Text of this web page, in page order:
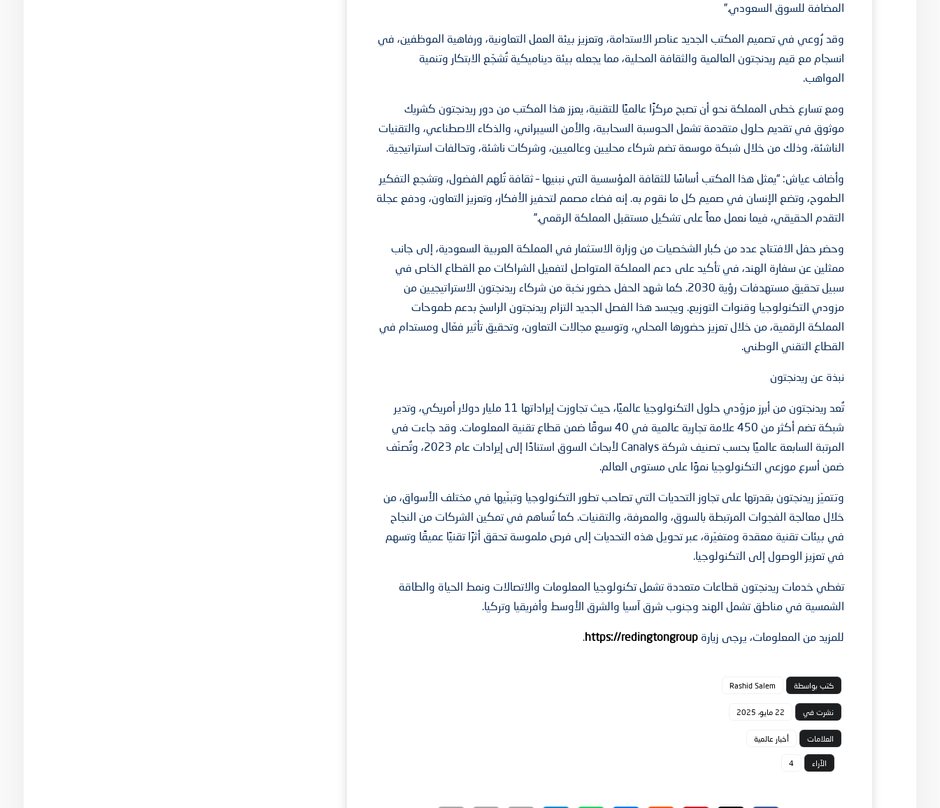
المضافة للسوق السعودي.”
وقد رُوعي في تصميم المكتب الجديد عناصر الاستدامة، وتعزيز بيئة العمل التعاونية، ورفاهية الموظفين، في
انسجام مع قيم ريدنجتون العالمية والثقافة المحلية، مما يجعله بيئة ديناميكية تُشجّع الابتكار وتنمية
المواهب.
ومع تسارع خطى المملكة نحو أن تصبح مركزًا عالميًا للتقنية، يعزز هذا المكتب من دور ريدنجتون كشريك
موثوق في تقديم حلول متقدمة تشمل الحوسبة السحابية، والأمن السيبراني، والذكاء الاصطناعي، والتقنيات
الناشئة، وذلك من خلال شبكة موسعة تضم شركاء محليين وعالميين، وشركات ناشئة، وتحالفات استراتيجية.
وأضاف عياش: “يمثل هذا المكتب أساسًا للثقافة المؤسسية التي نبنيها – ثقافة تُلهم الفضول، وتشجع التفكير
الطموح، وتضع الإنسان في صميم كل ما نقوم به. إنه فضاء مصمم لتحفيز الأفكار، وتعزيز التعاون، ودفع عجلة
التقدم الحقيقي، فيما نعمل معاً على تشكيل مستقبل المملكة الرقمي.”
وحضر حفل الافتتاح عدد من كبار الشخصيات من وزارة الاستثمار في المملكة العربية السعودية، إلى جانب
ممثلين عن سفارة الهند، في تأكيد على دعم المملكة المتواصل لتفعيل الشراكات مع القطاع الخاص في
سبيل تحقيق مستهدفات رؤية 2030. كما شهد الحفل حضور نخبة من شركاء ريدنجتون الاستراتيجيين من
مزودي التكنولوجيا وقنوات التوزيع. ويجسد هذا الفصل الجديد التزام ريدنجتون الراسخ بدعم طموحات
المملكة الرقمية، من خلال تعزيز حضورها المحلي، وتوسيع مجالات التعاون، وتحقيق تأثير فعّال ومستدام في
القطاع التقني الوطني.
نبذة عن ريدنجتون
تُعد ريدنجتون من أبرز مزوّدي حلول التكنولوجيا عالميًا، حيث تجاوزت إيراداتها 11 مليار دولار أمريكي، وتدير
شبكة تضم أكثر من 450 علامة تجارية عالمية في 40 سوقًا ضمن قطاع تقنية المعلومات. وقد جاءت في
المرتبة السابعة عالميًا بحسب تصنيف شركة Canalys لأبحاث السوق استنادًا إلى إيرادات عام 2023، وتُصنّف
ضمن أسرع موزعي التكنولوجيا نموًا على مستوى العالم.
وتتميّز ريدنجتون بقدرتها على تجاوز التحديات التي تصاحب تطور التكنولوجيا وتبنّيها في مختلف الأسواق، من
خلال معالجة الفجوات المرتبطة بالسوق، والمعرفة، والتقنيات. كما تُساهم في تمكين الشركات من النجاح
في بيئات تقنية معقدة ومتغيّرة، عبر تحويل هذه التحديات إلى فرص ملموسة تحقق أثرًا تقنيًا عميقًا وتسهم
في تعزيز الوصول إلى التكنولوجيا.
تغطي خدمات ريدنجتون قطاعات متعددة تشمل تكنولوجيا المعلومات والاتصالات ونمط الحياة والطاقة
الشمسية في مناطق تشمل الهند وجنوب شرق آسيا والشرق الأوسط وأفريقيا وتركيا.
للمزيد من المعلومات، يرجى زيارةhttps://redingtongroup
.
كتب بواسطة Rashid Salem
نشرت في 22 مايو، 2025
العلامات أخبار عالمية
الآراء 4